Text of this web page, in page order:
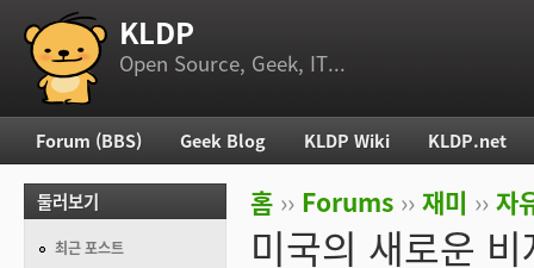
부 메뉴 KLDP
Open Source, Geek, IT...
현재 위치
홈 ›› Forums ›› 재미 ›› 자
미국의 새로운
주 메뉴
Forum (BBS) Geek Blog KLDP Wiki KLDP.net
둘러보기
최근 포스트